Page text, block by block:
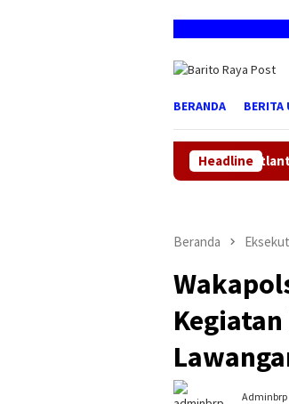
BERANDA BERITA
Headline
SATPAS Satlantas Polresta
Beranda
Adminbrp